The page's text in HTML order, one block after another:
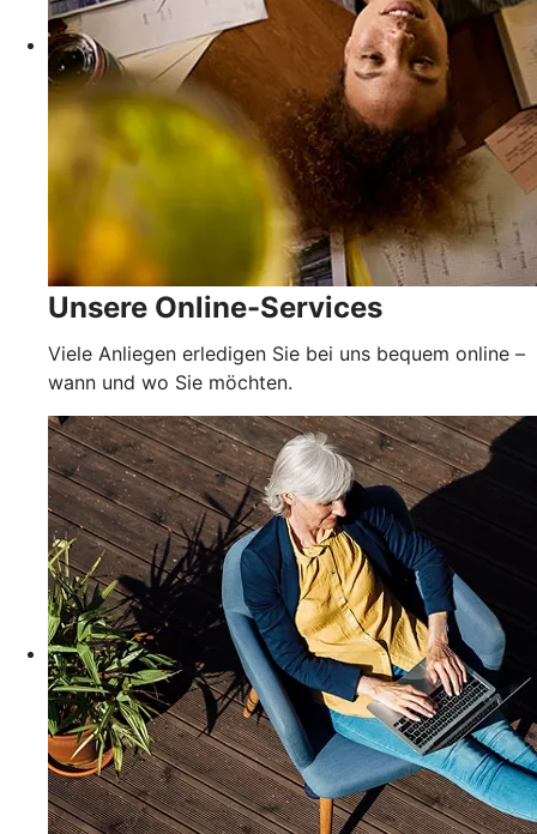
Unsere Online-Services
Viele Anliegen erledigen Sie bei uns bequem online –
wann und wo Sie möchten.